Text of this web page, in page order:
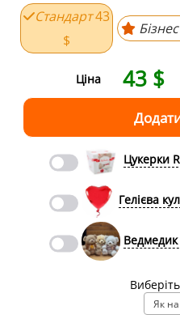
Стандарт43
$
Бізнес
Ціна 43 $
Цукерки
Гелієва
Ведмедик
Як